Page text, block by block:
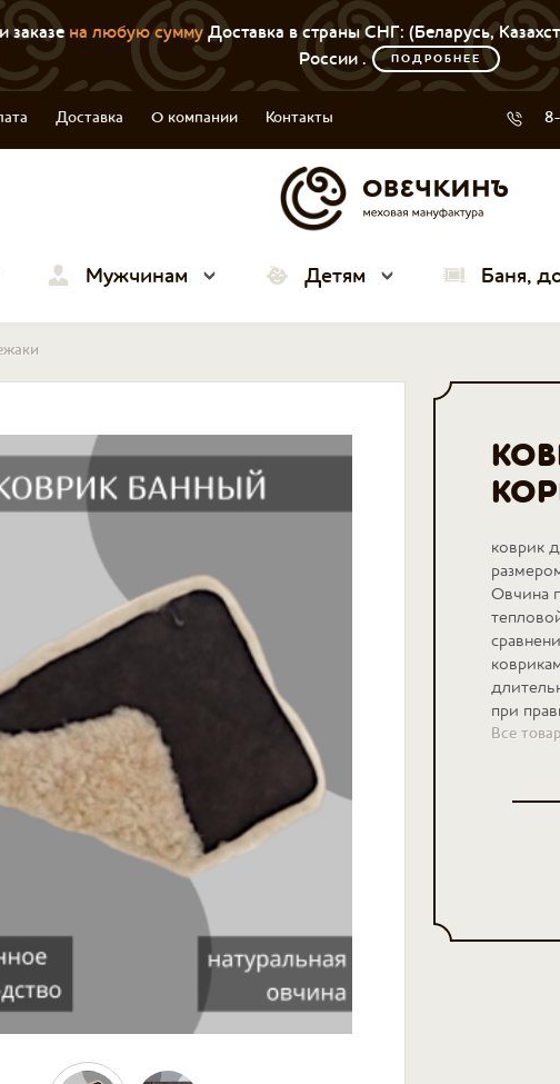
заказе на любую суммуДоставка в страны СНГ: (Беларусь,
России .
ПОДРОБНЕЕ
Доставка О компании Контакты
Мужчинам Детям Баня,
коврик
Овчина
при
Все